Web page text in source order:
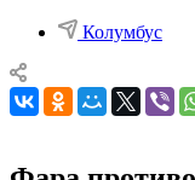
Колумбус